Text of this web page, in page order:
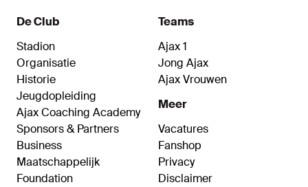
De Club
Stadion
Organisatie
Historie
Jeugdopleiding
Ajax Coaching Academy
Sponsors & Partners
Business
Maatschappelijk
Foundation
Teams
Ajax 1
Jong Ajax
Ajax Vrouwen
Meer
Vacatures
Fanshop
Privacy
Disclaimer